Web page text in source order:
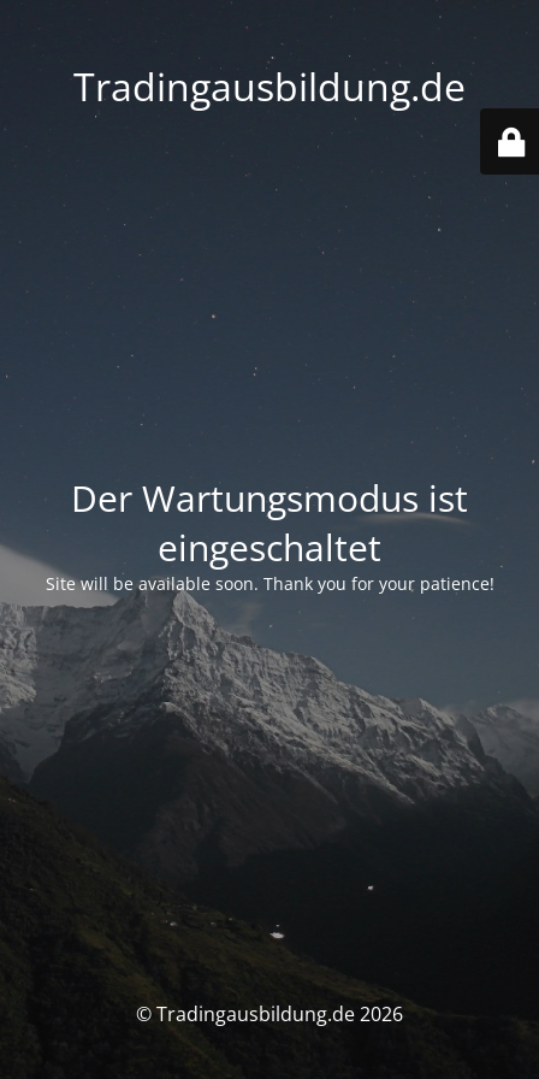
Tradingausbildung.de
Der Wartungsmodus ist
eingeschaltet
Site will be available soon. Thank you for your patience!
© Tradingausbildung.de 2026